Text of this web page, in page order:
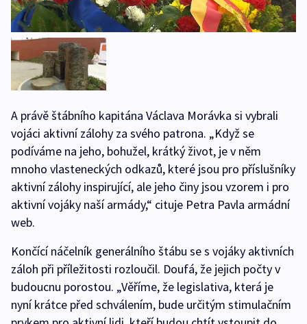
A právě štábního kapitána Václava Morávka si vybrali
vojáci aktivní zálohy za svého patrona. „Když se
podíváme na jeho, bohužel, krátký život, je v něm
mnoho vlasteneckých odkazů, které jsou pro příslušníky
aktivní zálohy inspirující, ale jeho činy jsou vzorem i pro
aktivní vojáky naší armády,“ cituje Petra Pavla armádní
web.
Končící náčelník generálního štábu se s vojáky aktivních
záloh při příležitosti rozloučil. Doufá, že jejich počty v
budoucnu porostou. „Věříme, že legislativa, která je
nyní krátce před schválením, bude určitým stimulačním